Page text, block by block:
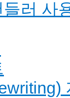
러 사